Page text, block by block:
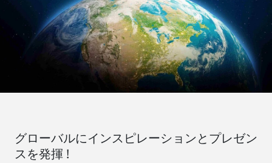
グローバルにインスピレーションとプレゼン
スを発揮 !